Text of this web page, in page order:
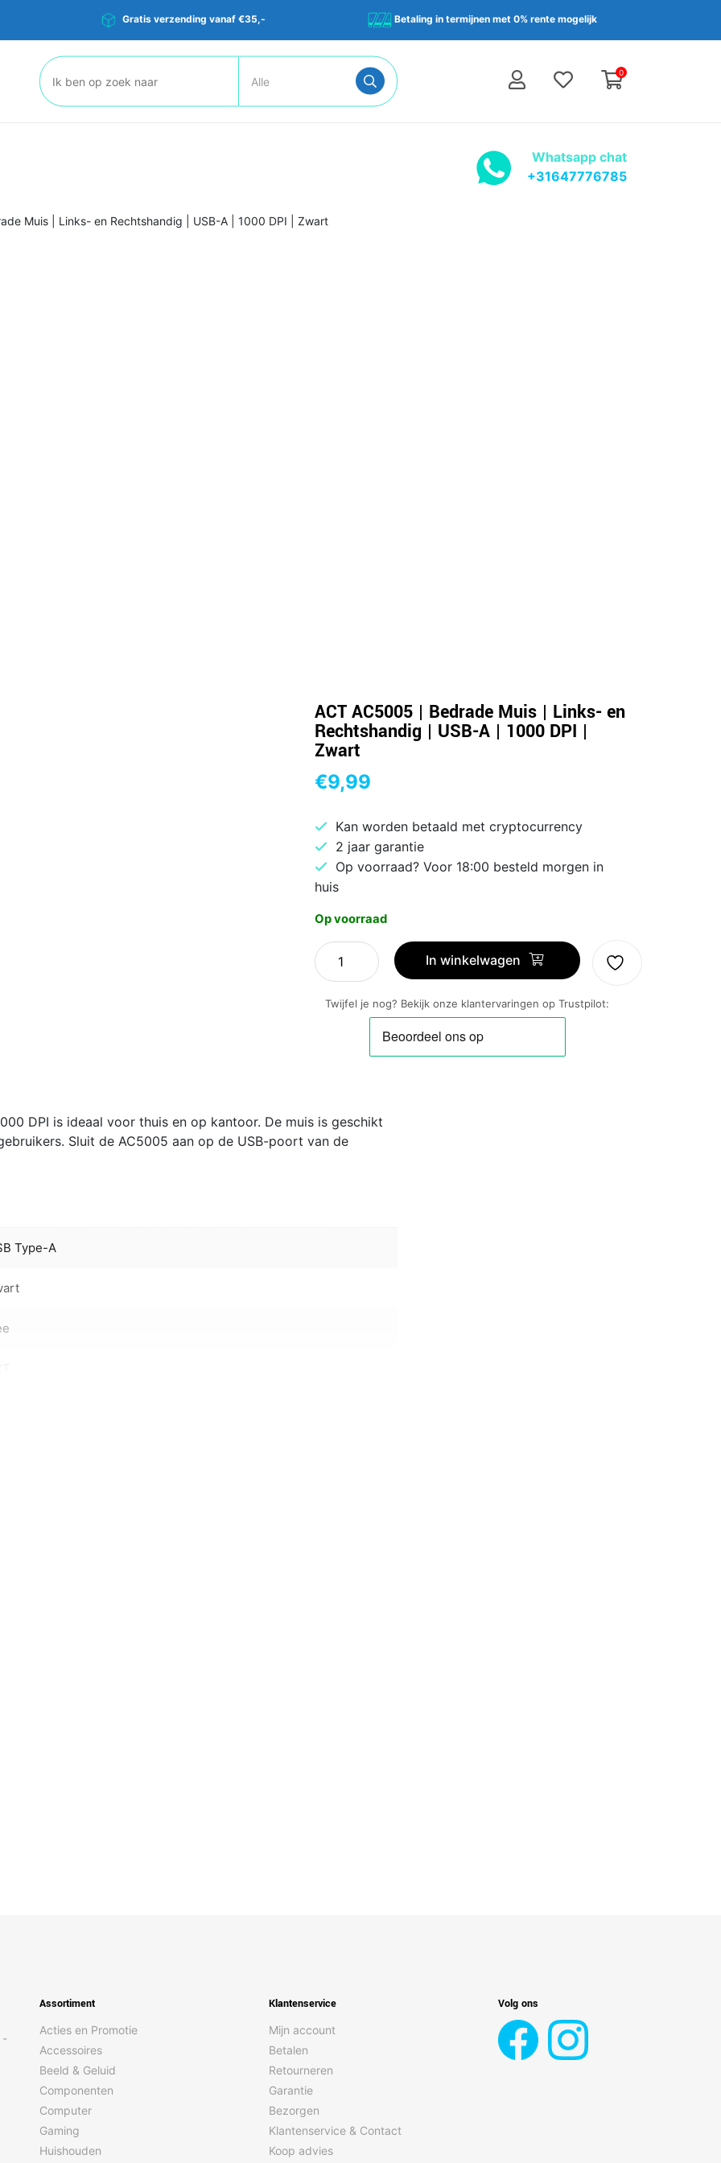
Gratis verzending vanaf €35,- Betaling in termijnen met 0% rente mogelijk
0
Zoeken:
Whatsapp chat
+31647776785
Muis | Links- en Rechtshandig | USB-A | 1000 DPI | Zwart
ACT AC5005 | Bedrade Muis | Links- en
Rechtshandig | USB-A | 1000 DPI |
Zwart
€9,99
Kan worden betaald met cryptocurrency
2 jaar garantie
Op voorraad? Voor 18:00 besteld morgen in
huis
Op voorraad
ACT
AC5005
Bedrade
|
USB-
In winkelwagen
Twijfel je nog? Bekijk onze klantervaringen op Trustpilot:
DPI is ideaal voor thuis en op kantoor. De muis is geschikt
Sluit de AC5005 aan op de USB-poort van de
Type-A
-
Assortiment
Acties en Promotie
Accessoires
Beeld & Geluid
Componenten
Computer
Gaming
Huishouden
Klantenservice
Mijn account
Betalen
Retourneren
Garantie
Bezorgen
Klantenservice & Contact
Koop advies
Volg ons